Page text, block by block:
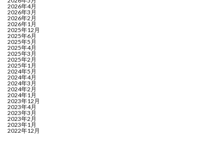
2026年4月
2026年3月
2026年2月
2026年1月
2025年12月
2025年6月
2025年5月
2025年4月
2025年3月
2025年2月
2025年1月
2024年5月
2024年4月
2024年3月
2024年2月
2024年1月
2023年12月
2023年4月
2023年3月
2023年2月
2023年1月
2022年12月